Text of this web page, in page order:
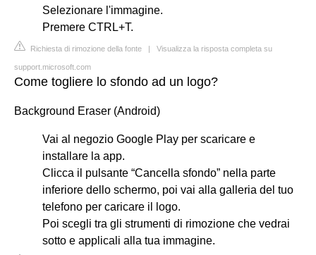
Selezionare l'immagine.
Premere CTRL+T.
Richiesta di rimozione della fonte | Visualizza la risposta completa su
support.microsoft.com
Come togliere lo sfondo ad un logo?
Background Eraser (Android)
Vai al negozio Google Play per scaricare e
installare la app.
Clicca il pulsante “Cancella sfondo” nella parte
inferiore dello schermo, poi vai alla galleria del tuo
telefono per caricare il logo.
Poi scegli tra gli strumenti di rimozione che vedrai
sotto e applicali alla tua immagine.